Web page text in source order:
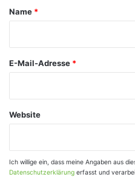
a
Name *
E-Mail-Adresse *
Website
Ich willige ein, dass meine Angaben aus
Datenschutzerklärung erfasst und